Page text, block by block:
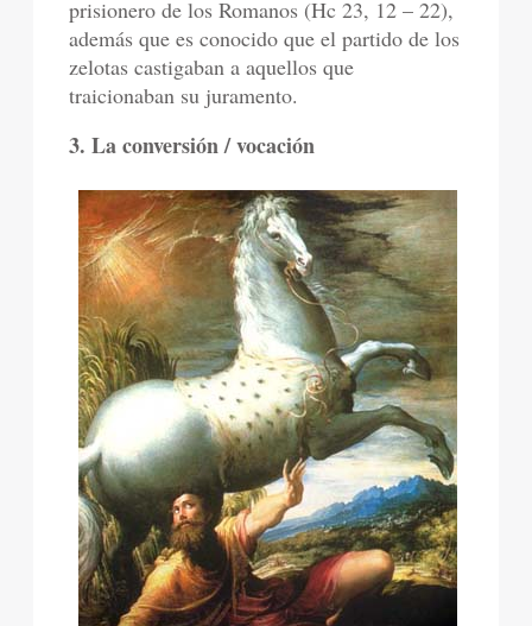
prisionero de los Romanos (Hc 23, 12 – 22),
además que es conocido que el partido de los
zelotas castigaban a aquellos que
traicionaban su juramento.
3. La conversión / vocación